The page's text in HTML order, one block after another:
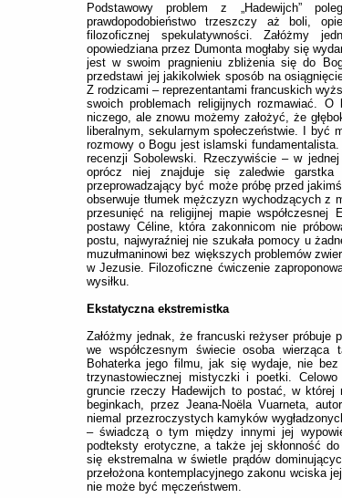
Podstawowy problem z „Hadewijch”
prawdopodobieństwo trzeszczy aż boli,
filozoficznej spekulatywności. Załóżmy
opowiedziana przez Dumonta mogłaby się
jest w swoim pragnieniu zbliżenia się do
przedstawi jej jakikolwiek sposób na
Z rodzicami – reprezentantami francuskich
swoich problemach religijnych rozmawiać.
niczego, ale znowu możemy założyć, że
liberalnym, sekularnym społeczeństwie. I być
rozmowy o Bogu jest islamski fundamentalista.
recenzji Sobolewski. Rzeczywiście – w
oprócz niej znajduje się zaledwie
przeprowadzający być może próbę przed
obserwuje tłumek mężczyzn wychodzących
przesunięć na religijnej mapie współczesnej
postawy Céline, która zakonnicom nie
postu, najwyraźniej nie szukała pomocy u
muzułmaninowi bez większych problemów
w Jezusie. Filozoficzne ćwiczenie
wysiłku.
Ekstatyczna ekstremistka
Załóżmy jednak, że francuski reżyser
we współczesnym świecie osoba
Bohaterka jego filmu, jak się wydaje, nie
trzynastowiecznej mistyczki i poetki. Celowo
gruncie rzeczy Hadewijch to postać, w której
beginkach, przez Jeana-Noëla Vuarneta,
niemal przezroczystych kamyków
– świadczą o tym między innymi jej
podteksty erotyczne, a także jej skłonność
się ekstremalna w świetle prądów
przełożona kontemplacyjnego zakonu wciska
nie może być męczeństwem.